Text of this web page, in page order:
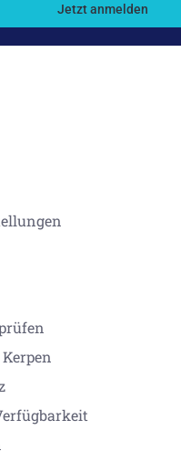
Jetzt anmelden